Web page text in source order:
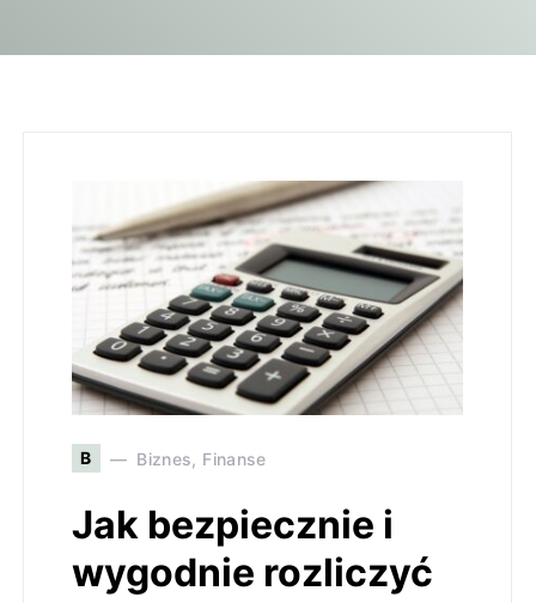
B Biznes, Finanse
Jak bezpiecznie i
wygodnie rozliczyć